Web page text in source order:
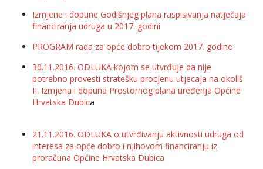
Izmjene i dopune Godišnjeg plana raspisivanja natječaja
financiranja udruga u 2017. godini
PROGRAM rada za opće dobro tijekom 2017. godine
30.11.2016. ODLUKA kojom se utvrđuje da nije
potrebno provesti stratešku procjenu utjecaja na okoliš
II. Izmjena i dopuna Prostornog plana uređenja Općine
Hrvatska Dubica
21.11.2016. ODLUKA o utvrđivanju aktivnosti udruga od
interesa za opće dobro i njihovom financiranju iz
proračuna Općine Hrvatska Dubica